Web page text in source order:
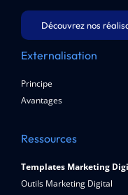
Découvrez nos
Externalisation
Principe
Avantages
Ressources
Templates Marketing
Outils Marketing Digital